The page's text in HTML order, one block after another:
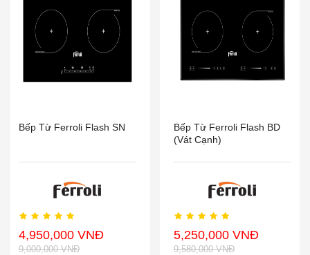
Bếp Từ Ferroli Flash SN
4,950,000 VNĐ
9,000,000 VNĐ
Bếp Từ Ferroli Flash BD
(vát Cạnh)
5,250,000 VNĐ
9,580,000 VNĐ